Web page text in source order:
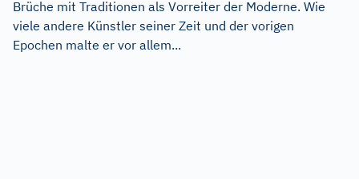
Brüche mit Traditionen als Vorreiter der Moderne. Wie
viele andere Künstler seiner Zeit und der vorigen
Epochen malte er vor allem...